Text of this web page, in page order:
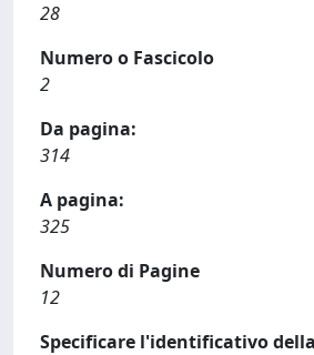
28
Numero o Fascicolo
2
Da pagina:
314
A pagina:
325
Numero di Pagine
12
Specificare l'identificativo